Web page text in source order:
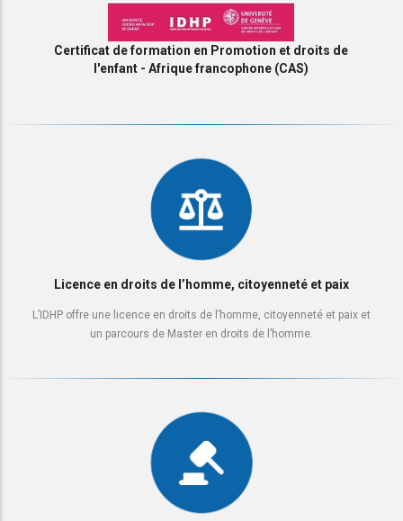
Certificat de formation en Promotion et droits de
l'enfant - Afrique francophone (CAS)
Licence en droits de l’homme, citoyenneté et paix
L’IDHP offre une licence en droits de l’homme, citoyenneté et paix et
un parcours de Master en droits de l’homme.